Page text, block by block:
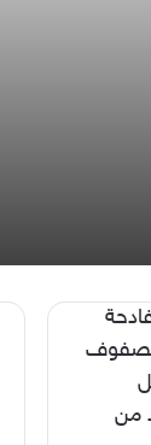
من